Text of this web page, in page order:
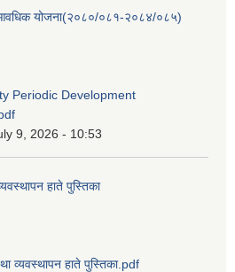
योजना(२०८०/०८१-२०८४/०८५)
Periodic Development
9, 2026 - 10:53
हाते पुस्तिका
व्यवस्थापन हाते पुस्तिका.pdf